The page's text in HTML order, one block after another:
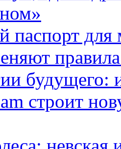
паспорт для
будущего:
строит